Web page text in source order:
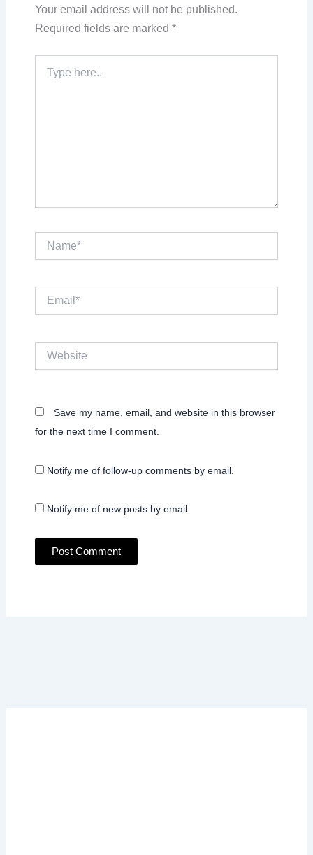
Your email address will not be published.
Required fields are marked *
here..
Email*
Save my name, email, and website in this browser
for the next time I comment.
Notify me of follow-up comments by email.
Notify me of new posts by email.